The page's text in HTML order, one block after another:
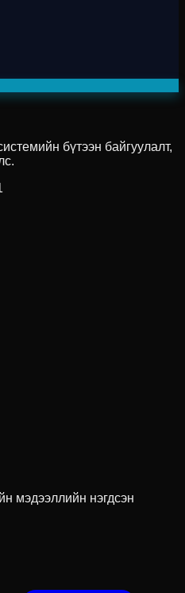
бүтээн байгуулалт,
мэдээллийн нэгдсэн